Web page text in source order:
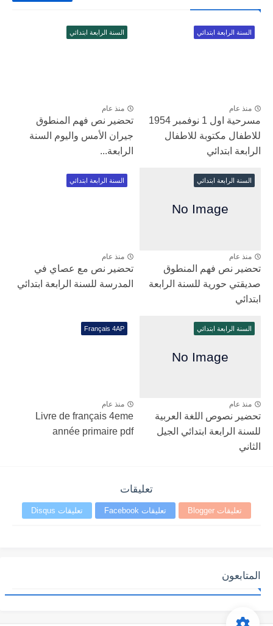
السنة الرابعة ابتدائي
منذ عام
مسرحية اول 1 نوفمبر 1954
للاطفال مكتوبة للاطفال
الرابعة ابتدائي
السنة الرابعة ابتدائي
منذ عام
تحضير نص فهم المنطوق
جيران الأمس واليوم السنة
الرابعة...
السنة الرابعة ابتدائي
منذ عام
تحضير نص فهم المنطوق
صديقتي حورية للسنة الرابعة
ابتدائي
السنة الرابعة ابتدائي
منذ عام
تحضير نص مع عصاي في
المدرسة للسنة الرابعة ابتدائي
السنة الرابعة ابتدائي
منذ عام
تحضير نصوص اللغة العربية
للسنة الرابعة ابتدائي الجيل
الثاني
Français 4AP
منذ عام
Livre de français 4eme
année primaire pdf
تعليقات
تعليقات Blogger تعليقات Facebook تعليقات Disqus
المتابعون